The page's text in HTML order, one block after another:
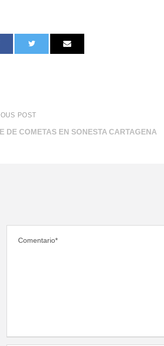
POST
DE COMETAS EN SONESTA CARTAGENA